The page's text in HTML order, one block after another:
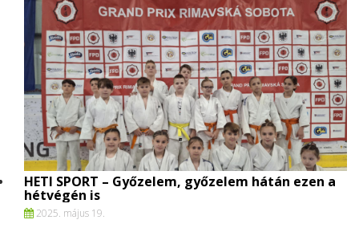
HETI SPORT – Győzelem, győzelem hátán ezen a
hétvégén is
2025. május 19.